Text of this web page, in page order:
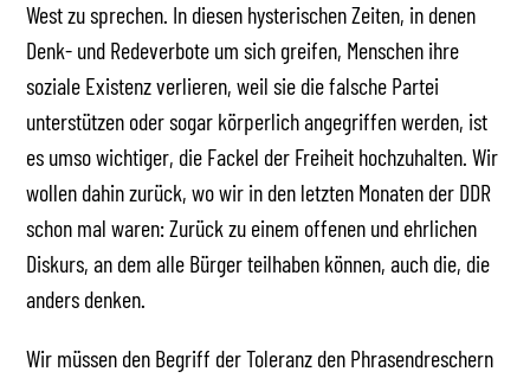
West zu sprechen. In diesen hysterischen Zeiten, in denen
Denk- und Redeverbote um sich greifen, Menschen ihre
soziale Existenz verlieren, weil sie die falsche Partei
unterstützen oder sogar körperlich angegriffen werden, ist
es umso wichtiger, die Fackel der Freiheit hochzuhalten. Wir
wollen dahin zurück, wo wir in den letzten Monaten der DDR
schon mal waren: Zurück zu einem offenen und ehrlichen
Diskurs, an dem alle Bürger teilhaben können, auch die, die
anders denken.
Wir müssen den Begriff der Toleranz den Phrasendreschern